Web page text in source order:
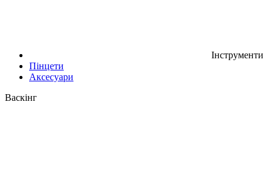
Інструменти
Пінцети
Аксесуари
Васкінг